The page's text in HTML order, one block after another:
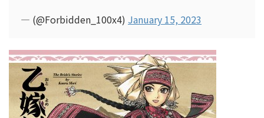
— (@Forbidden_100x4) January 15, 2023